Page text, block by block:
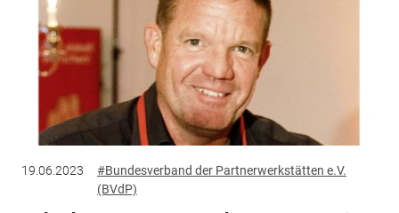
19.06.2023
#Bundesverband der Partnerwerkstätten e.V.
(BVdP)